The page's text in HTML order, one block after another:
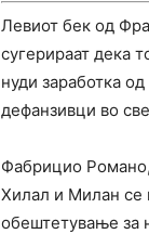
Левиот бек од
сугерираат дека
нуди заработка
дефанзивци во
Фабрицио
Хилал и Милан се
обештетување за